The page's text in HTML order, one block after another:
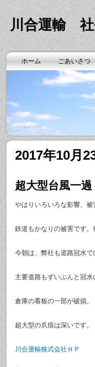
川合運輸 社
ホーム ごあいさつ
2017年10月
超大型台風一過
やはりいろいろな影響、被
鉄道もかなりの被害です
今朝は、弊社も道路冠水で
主要道路もずいぶんと冠水
倉庫の看板の一部が破損。
超大型の爪痕は深いです。
川合運輸株式会社ＨＰ